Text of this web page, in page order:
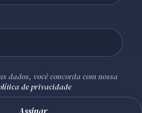
dados, você concorda com nossa
de privacidade